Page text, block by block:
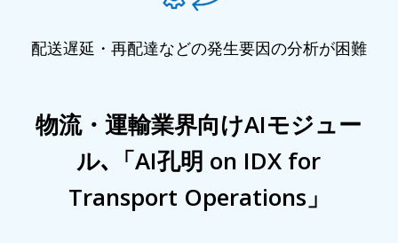
配送遅延・再配達などの発生要因の分析が困難
物流・運輸業界向けAIモジュー
ル､「AI孔明 on IDX for
Transport Operations」